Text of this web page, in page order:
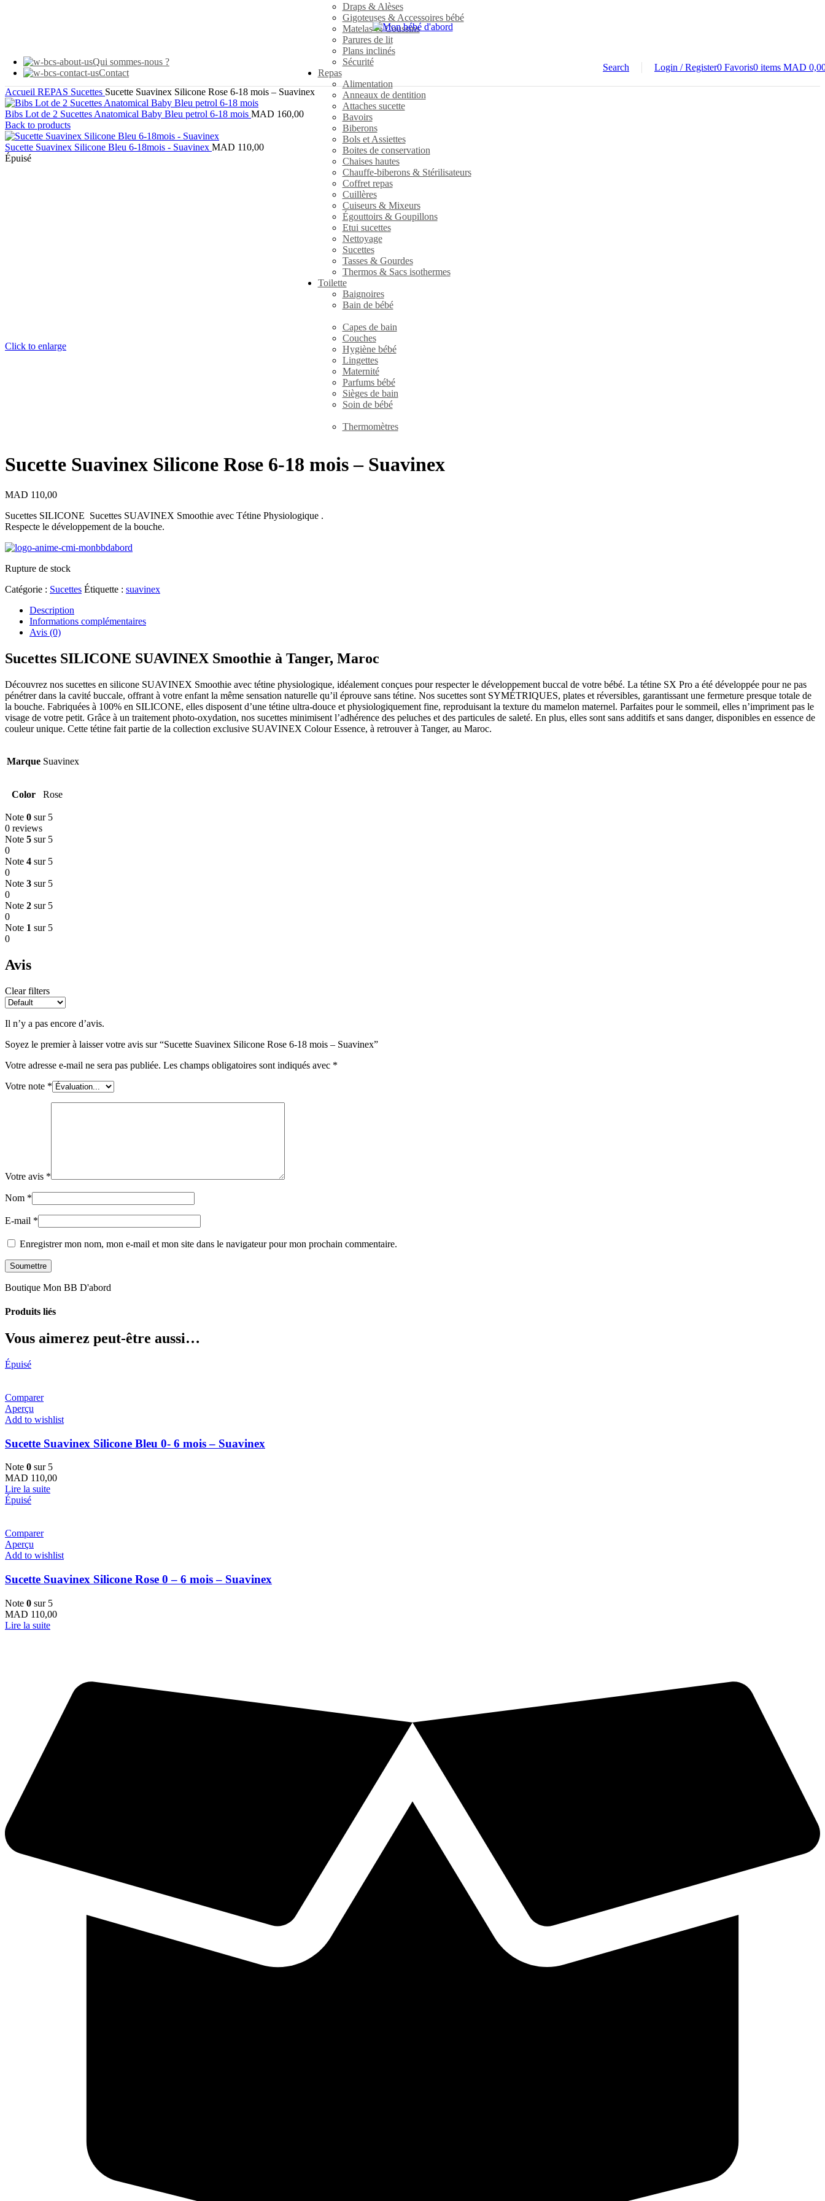
Qui sommes-nous ?
Contact
Draps & Alèses
Gigoteuses & Accessoires bébé
Matelas & Coussins
Parures de lit
Plans inclinés
Sécurité
Repas
Alimentation
Anneaux de dentition
Attaches sucette
Bavoirs
Biberons
Bols et Assiettes
Boites de conservation
Chaises hautes
Chauffe-biberons & Stérilisateurs
Coffret repas
Cuillères
Cuiseurs & Mixeurs
Égouttoirs & Goupillons
Etui sucettes
Nettoyage
Sucettes
Tasses & Gourdes
Thermos & Sacs isothermes
Toilette
Baignoires
Bain de bébé
Capes de bain
Couches
Hygiène bébé
Lingettes
Maternité
Parfums bébé
Sièges de bain
Soin de bébé
Thermomètres
Search Login / Register0 Favoris0 items MAD
Accueil REPAS Sucettes Sucette Suavinex Silicone Rose 6-18 mois – Suavinex
Bibs Lot de 2 Sucettes Anatomical Baby Bleu petrol 6-18 mois MAD 160,00
Back to products
Sucette Suavinex Silicone Bleu 6-18mois - Suavinex MAD 110,00
Épuisé
Click to enlarge
Sucette Suavinex Silicone Rose 6-18 mois – Suavinex
MAD 110,00
Sucettes SILICONE Sucettes SUAVINEX Smoothie avec Tétine Physiologique .
Respecte le développement de la bouche.
Rupture de stock
Catégorie : Sucettes Étiquette : suavinex
Description
Informations complémentaires
Avis (0)
Sucettes SILICONE SUAVINEX Smoothie à Tanger, Maroc
Découvrez nos sucettes en silicone SUAVINEX Smoothie avec tétine physiologique, idéalement conçues pour respecter le développement buccal de votre bébé. La tétine SX Pro a été développée pour ne pas
pénétrer dans la cavité buccale, offrant à votre enfant la même sensation naturelle qu’il éprouve sans tétine. Nos sucettes sont SYMÉTRIQUES, plates et réversibles, garantissant une fermeture presque totale de
la bouche. Fabriquées à 100% en SILICONE, elles disposent d’une tétine ultra-douce et physiologiquement fine, reproduisant la texture du mamelon maternel. Parfaites pour le sommeil, elles n’impriment pas le
visage de votre petit. Grâce à un traitement photo-oxydation, nos sucettes minimisent l’adhérence des peluches et des particules de saleté. En plus, elles sont sans additifs et sans danger, disponibles en essence de
couleur unique. Cette tétine fait partie de la collection exclusive SUAVINEX Colour Essence, à retrouver à Tanger, au Maroc.
Marque Suavinex
Color Rose
Note 0 sur 5
0 reviews
Note 5 sur 5
0
Note 4 sur 5
0
Note 3 sur 5
0
Note 2 sur 5
0
Note 1 sur 5
0
Avis
Clear filters
Il n’y a pas encore d’avis.
Soyez le premier à laisser votre avis sur “Sucette Suavinex Silicone Rose 6-18 mois – Suavinex”
Votre adresse e-mail ne sera pas publiée. Les champs obligatoires sont indiqués avec *
Votre note *
Votre avis *
Nom *
E-mail *
Enregistrer mon nom, mon e-mail et mon site dans le navigateur pour mon prochain commentaire.
Boutique Mon BB D'abord
Produits liés
Vous aimerez peut-être aussi…
Épuisé
Comparer
Aperçu
Add to wishlist
Sucette Suavinex Silicone Bleu 0- 6 mois – Suavinex
Note 0 sur 5
MAD 110,00
Lire la suite
Épuisé
Comparer
Aperçu
Add to wishlist
Sucette Suavinex Silicone Rose 0 – 6 mois – Suavinex
Note 0 sur 5
MAD 110,00
Lire la suite